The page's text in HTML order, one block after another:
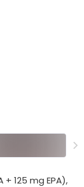
125 mg EPA),